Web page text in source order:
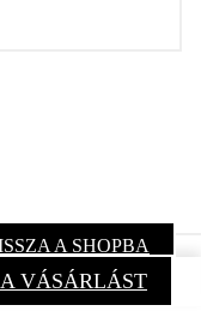
A SHOPBA
VÁSÁRLÁST